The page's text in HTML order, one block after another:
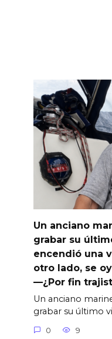
Un anciano
grabar su
encendió una
otro lado, se
—¿Por fin
Un anciano
grabar su último
0 9